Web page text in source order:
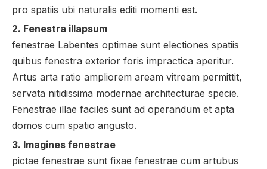
pro spatiis ubi naturalis editi momenti est.
2. Fenestra illapsum
fenestrae Labentes optimae sunt electiones spatiis
quibus fenestra exterior foris impractica aperitur.
Artus arta ratio ampliorem aream vitream permittit,
servata nitidissima modernae architecturae specie.
Fenestrae illae faciles sunt ad operandum et apta
domos cum spatio angusto.
3. Imagines fenestrae
pictae fenestrae sunt fixae fenestrae cum artubus